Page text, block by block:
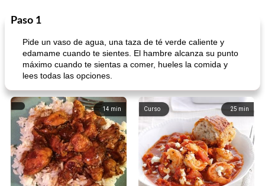
Paso 1
Pide un vaso de agua, una taza de té verde caliente y
edamame cuando te sientes. El hambre alcanza su punto
máximo cuando te sientas a comer, hueles la comida y
lees todas las opciones.
14 min 25 min
Curso